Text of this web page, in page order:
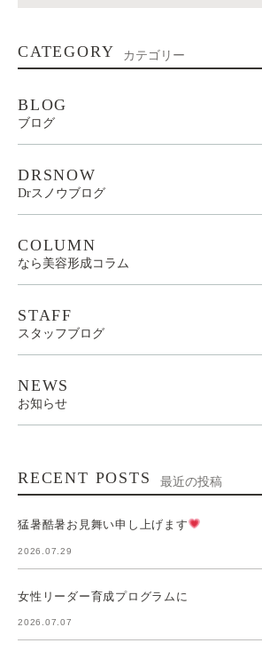
CATEGORY カテゴリー
BLOG
ブログ
DRSNOW
Drスノウブログ
COLUMN
なら美容形成コラム
STAFF
スタッフブログ
NEWS
お知らせ
RECENT POSTS 最近の投稿
猛暑酷暑お見舞い申し上げます
2026.07.29
女性リーダー育成プログラムに
2026.07.07